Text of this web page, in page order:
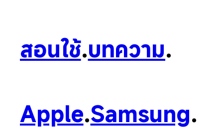
สอนใช้.บทความ.
Apple.Samsung.